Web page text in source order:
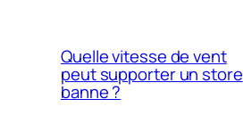
Quelle vitesse de vent
peut supporter un store
banne ?